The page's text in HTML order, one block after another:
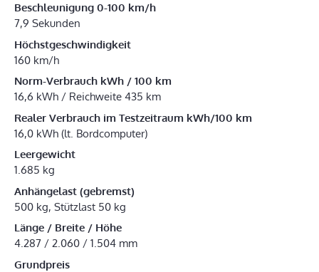
Beschleunigung 0-100 km/h
7,9 Sekunden
Höchstgeschwindigkeit
160 km/h
Norm-Verbrauch kWh / 100 km
16,6 kWh / Reichweite 435 km
Realer Verbrauch im Testzeitraum kWh/100 km
16,0 kWh (lt. Bordcomputer)
Leergewicht
1.685 kg
Anhängelast (gebremst)
500 kg, Stützlast 50 kg
Länge / Breite / Höhe
4.287 / 2.060 / 1.504 mm
Grundpreis